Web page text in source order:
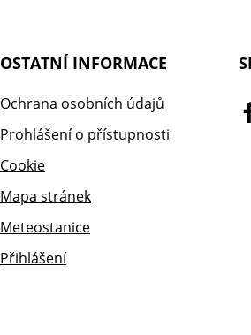
OSTATNÍ INFORMACE
Ochrana osobních údajů
Prohlášení o přístupnosti
Cookie
Mapa stránek
Meteostanice
Přihlášení